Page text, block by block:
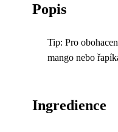
Popis
Tip: Pro
mango nebo
Ingredience